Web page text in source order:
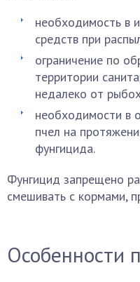
необходимость в
средств при
ограничение по
территории
недалеко от
необходимости в
пчел на
фунгицида.
Фунгицид запрещено
смешивать с кормами,
Особенности